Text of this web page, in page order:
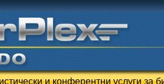
и конферентни услуги за